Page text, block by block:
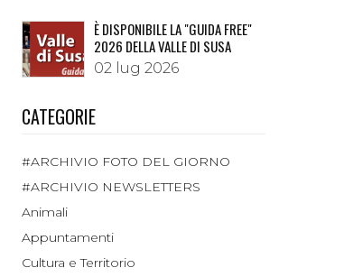
È DISPONIBILE LA "GUIDA FREE"
2026 DELLA VALLE DI SUSA
02 lug 2026
CATEGORIE
#ARCHIVIO FOTO DEL GIORNO
#ARCHIVIO NEWSLETTERS
Animali
Appuntamenti
Cultura e Territorio